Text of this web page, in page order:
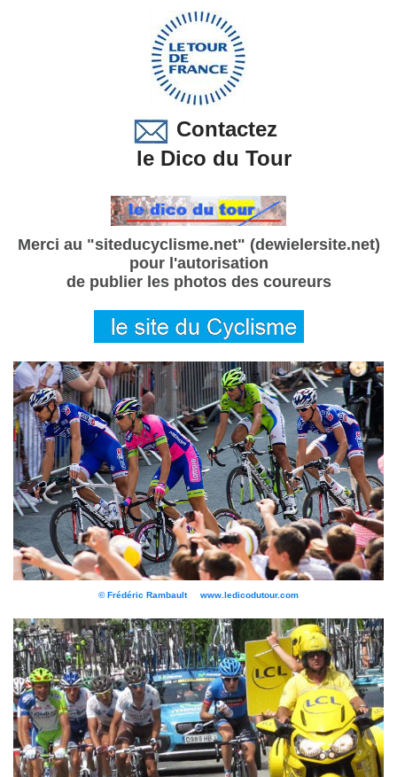
Contactez
le Dico du Tour
Merci au "siteducyclisme.net" (dewielersite.net)
pour l'autorisation
de publier les photos des coureurs
© Frédéric Rambault www.ledicodutour.com